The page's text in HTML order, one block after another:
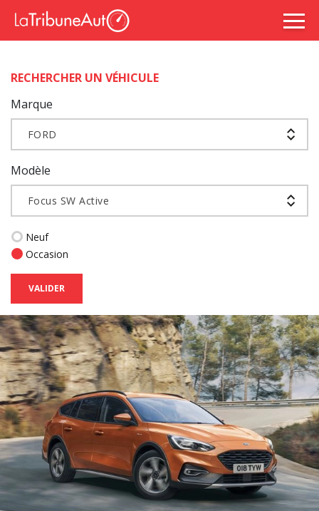
RECHERCHER UN VÉHICULE
Marque
FORD
Modèle
Focus SW Active
Neuf
Occasion
VALIDER